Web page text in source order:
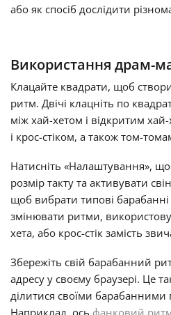
Tiếng Việt
Türkçe
Українська
繁體中文
або як спосіб дослідити
Використання драм-
Клацайте квадрати, щоб
ритм. Двічі клацніть по
між хай-хетом і відкритим
і крос-стіком, а також том-
Натисніть «Налаштування»,
розмір такту та активувати
щоб вибрати типові
змінювати ритми,
хета, або крос-стік замість
Збережіть свій барабанний
адресу у своєму браузері. Це
ділитися своїми барабанними
Наприклад, ось фанковий